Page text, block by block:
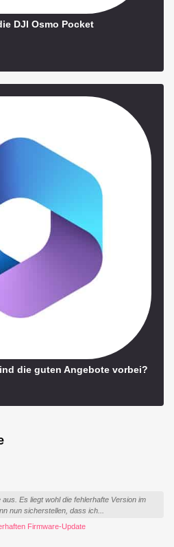
DJI Osmo Pocket
die guten Angebote vorbei?
Es liegt wohl die fehlerhafte Version im
nun sicherstellen, dass ich...
Firmware-Update